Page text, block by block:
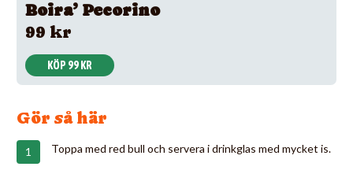
Boira’ Pecorino
99 kr
KÖP 99 KR
Gör så här
Toppa med red bull och servera i drinkglas med mycket is.